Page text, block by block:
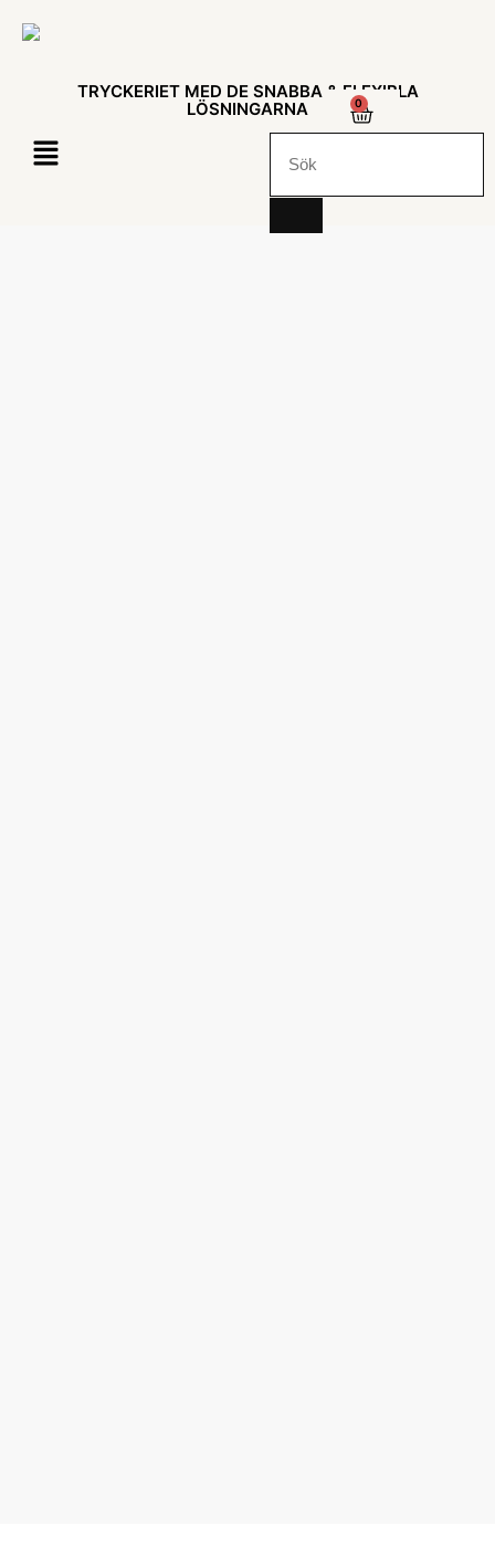
TRYCKERIET MED DE SNABBA & FLEXIBLA
LÖSNINGARNA
0